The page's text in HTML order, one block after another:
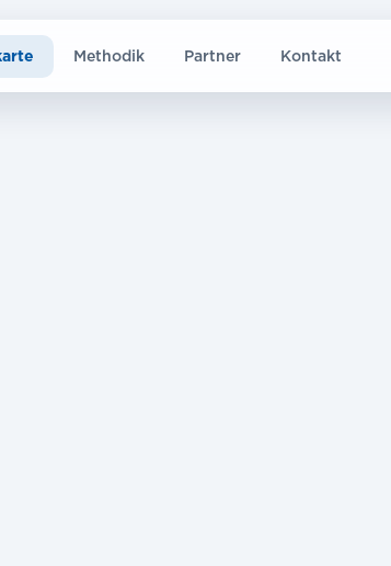
Methodik Partner Kontakt